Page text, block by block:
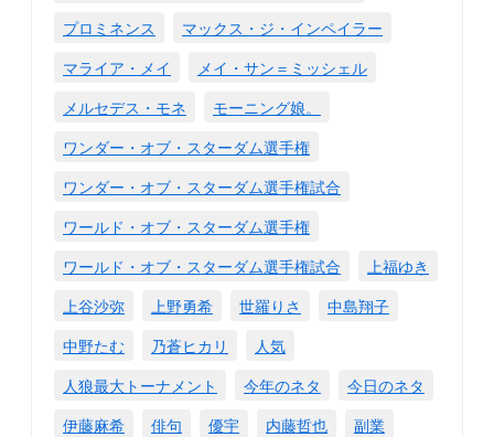
プロミネンス
マックス・ジ・インペイラー
マライア・メイ
メイ・サン＝ミッシェル
メルセデス・モネ
モーニング娘。
ワンダー・オブ・スターダム選手権
ワンダー・オブ・スターダム選手権試合
ワールド・オブ・スターダム選手権
ワールド・オブ・スターダム選手権試合
上福ゆき
上谷沙弥
上野勇希 世羅りさ
中島翔子
中野たむ
乃蒼ヒカリ
人気
人狼最大トーナメント
今年のネタ
今日のネタ
伊藤麻希
俳句 優宇 内藤哲也
副業